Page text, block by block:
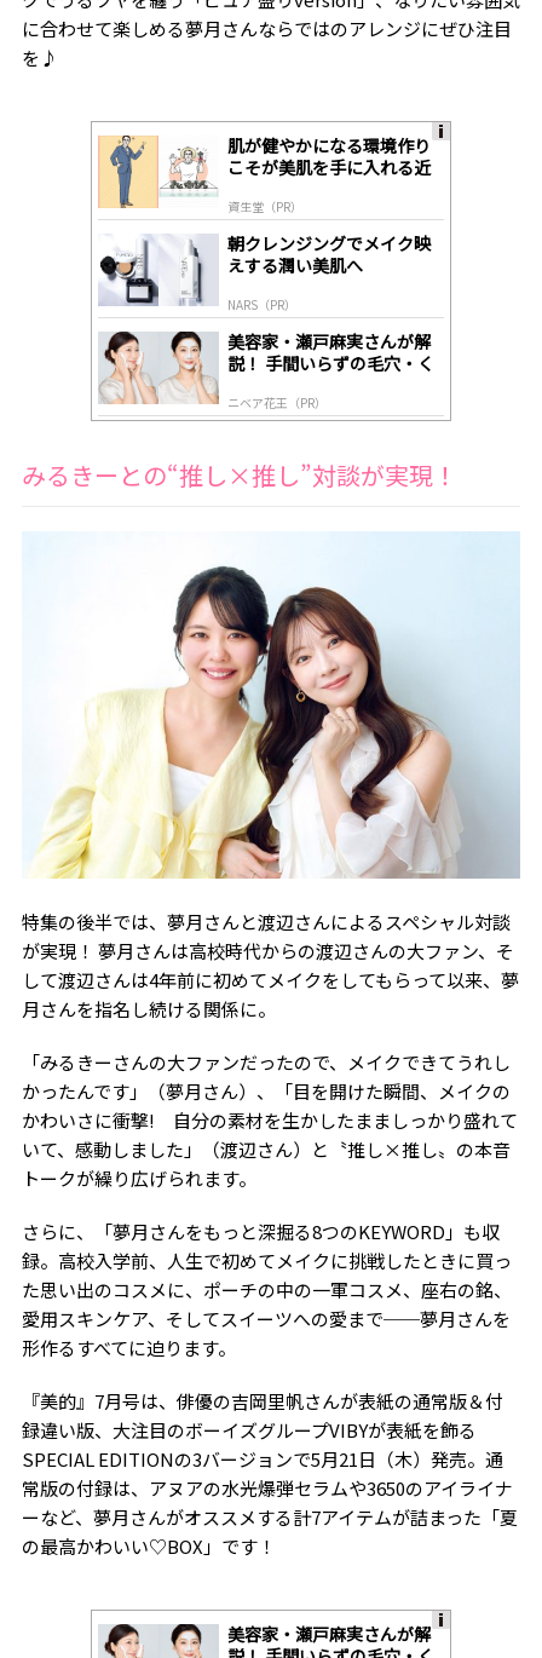
に合わせて楽しめる夢月さんならではのアレンジにぜひ注目
を♪
肌が健やかになる環境作り
こそが美肌を手に入れる近
資生堂（PR）
朝クレンジングでメイク映
えする潤い美肌へ
NARS（PR）
美容家・瀬戸麻実さんが解
説！ 手間いらずの毛穴・く
ニベア花王（PR）
みるきーとの“推し×推し”対談が実現！
特集の後半では、夢月さんと渡辺さんによるスペシャル対談
が実現！ 夢月さんは高校時代からの渡辺さんの大ファン、そ
して渡辺さんは4年前に初めてメイクをしてもらって以来、夢
月さんを指名し続ける関係に。
「みるきーさんの大ファンだったので、メイクできてうれし
かったんです」（夢月さん）、「目を開けた瞬間、メイクの
かわいさに衝撃! 自分の素材を生かしたまましっかり盛れて
いて、感動しました」（渡辺さん）と〝推し×推し〟の本音
トークが繰り広げられます。
さらに、「夢月さんをもっと深掘る8つのKEYWORD」も収
録。高校入学前、人生で初めてメイクに挑戦したときに買っ
た思い出のコスメに、ポーチの中の一軍コスメ、座右の銘、
愛用スキンケア、そしてスイーツへの愛まで──夢月さんを
形作るすべてに迫ります。
『美的』7月号は、俳優の吉岡里帆さんが表紙の通常版＆付
録違い版、大注目のボーイズグループVIBYが表紙を飾る
SPECIAL EDITIONの3バージョンで5月21日（木）発売。通
常版の付録は、アヌアの水光爆弾セラムや3650のアイライナ
ーなど、夢月さんがオススメする計7アイテムが詰まった「夏
の最高かわいい♡BOX」です！
美容家・瀬戸麻実さんが解